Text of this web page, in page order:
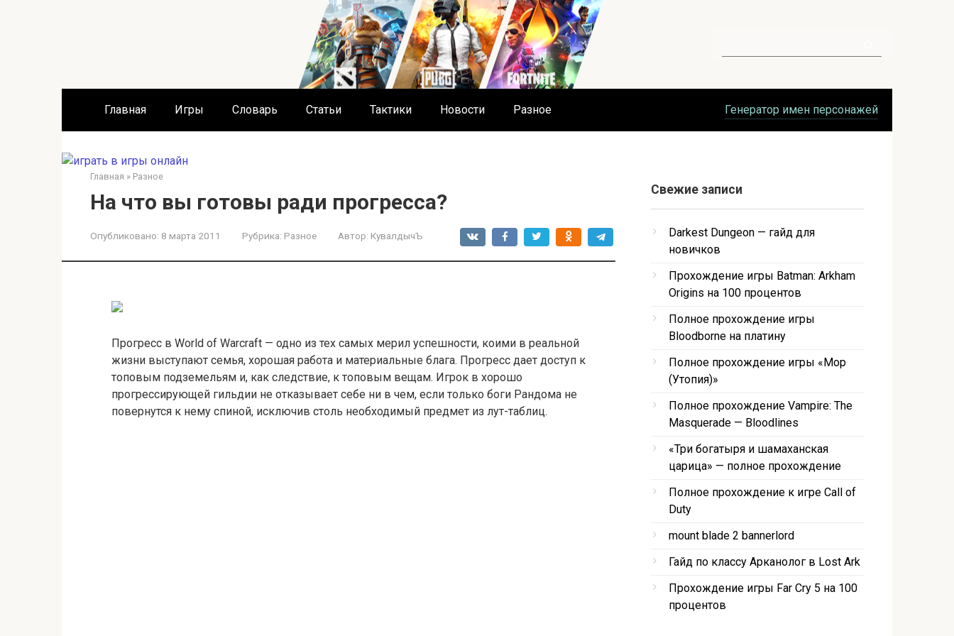
Главная Игры Словарь Статьи Тактики Новости Разное Генератор имен персонажей
Главная » Разное
На что вы готовы ради прогресса?
Опубликовано: 8 марта 2011 Рубрика: Разное Автор: КувалдычЪ
Прогресс в World of Warcraft — одно из тех самых мерил успешности, коими в реальной
жизни выступают семья, хорошая работа и материальные блага. Прогресс дает доступ к
топовым подземельям и, как следствие, к топовым вещам. Игрок в хорошо
прогрессирующей гильдии не отказывает себе ни в чем, если только боги Рандома не
повернутся к нему спиной, исключив столь необходимый предмет из лут-таблиц.
Свежие записи
Darkest Dungeon — гайд для
новичков
Прохождение игры Batman: Arkham
Origins на 100 процентов
Полное прохождение игры
Bloodborne на платину
Полное прохождение игры «Мор
(Утопия)»
Полное прохождение Vampire: The
Masquerade — Bloodlines
«Три богатыря и шамаханская
царица» — полное прохождение
Полное прохождение к игре Call of
Duty
mount blade 2 bannerlord
Гайд по классу Арканолог в Lost Ark
Прохождение игры Far Cry 5 на 100
процентов